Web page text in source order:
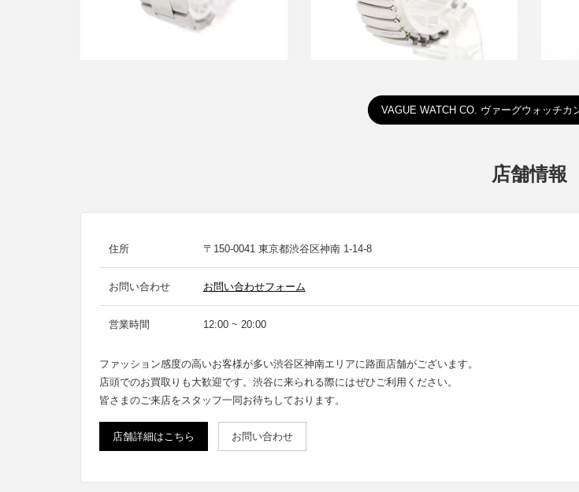
VAGUE WATCH CO. ヴァーグウォッチカ
店舗情報
住所 〒150-0041 東京都渋谷区神南 1-14-8
お問い合わせ お問い合わせフォーム
営業時間 12:00 ~ 20:00
ファッション感度の高いお客様が多い渋谷区神南エリアに路面店舗がございます。
店頭でのお買取りも大歓迎です。渋谷に来られる際にはぜひご利用ください。
皆さまのご来店をスタッフ一同お待ちしております。
店舗詳細はこちら お問い合わせ